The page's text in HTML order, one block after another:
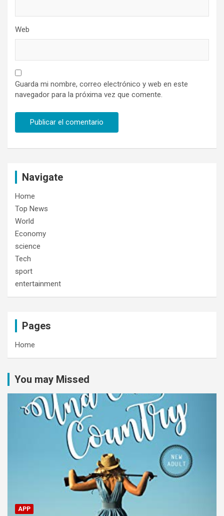
Web
Guarda mi nombre, correo electrónico y web en este
navegador para la próxima vez que comente.
Navigate
Home
Top News
World
Economy
science
Tech
sport
entertainment
Pages
Home
You may Missed
APP